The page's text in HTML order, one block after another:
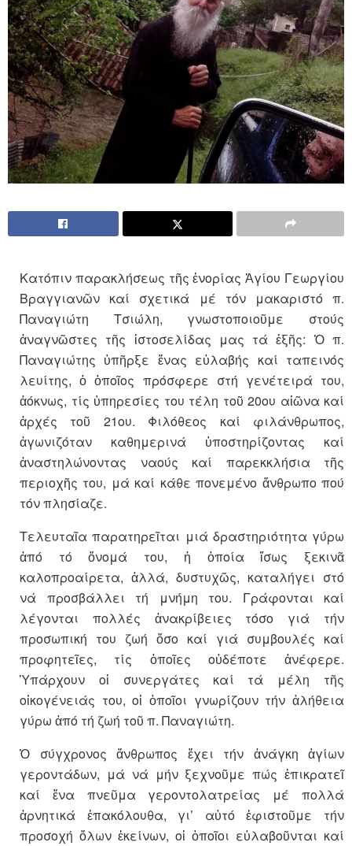
Κατόπιν παρακλήσεως τῆς ἐνορίας Ἁγίου Γεωργίου
Βραγγιανῶν καί σχετικά μέ τόν μακαριστό π.
Παναγιώτη Τσιώλη, γνωστοποιοῦμε στούς
ἀναγνῶστες τῆς ἱστοσελίδας μας τά ἐξῆς: Ὁ π.
Παναγιώτης ὑπῆρξε ἕνας εὐλαβής καί ταπεινός
λευίτης, ὁ ὁποῖος πρόσφερε στή γενέτειρά του,
ἀόκνως, τίς ὑπηρεσίες του τέλη τοῦ 20ου αἰῶνα καί
ἀρχές τοῦ 21ου. Φιλόθεος καί φιλάνθρωπος,
ἀγωνιζόταν καθημερινά ὑποστηρίζοντας καί
ἀναστηλώνοντας ναούς καί παρεκκλήσια τῆς
περιοχῆς του, μά καί κάθε πονεμένο ἄνθρωπο πού
τόν πλησίαζε.
Τελευταῖα παρατηρεῖται μιά δραστηριότητα γύρω
ἀπό τό ὄνομά του, ἡ ὁποία ἴσως ξεκινᾶ
καλοπροαίρετα, ἀλλά, δυστυχῶς, καταλήγει στό
νά προσβάλλει τή μνήμη του. Γράφονται καί
λέγονται πολλές ἀνακρίβειες τόσο γιά τήν
προσωπική του ζωή ὅσο καί γιά συμβουλές καί
προφητεῖες, τίς ὁποῖες οὐδέποτε ἀνέφερε.
Ὑπάρχουν οἱ συνεργάτες καί τά μέλη τῆς
οἰκογένειάς του, οἱ ὁποῖοι γνωρίζουν τήν ἀλήθεια
γύρω ἀπό τή ζωή τοῦ π. Παναγιώτη.
Ὁ σύγχρονος ἄνθρωπος ἔχει τήν ἀνάγκη ἁγίων
γεροντάδων, μά νά μήν ξεχνοῦμε πώς ἐπικρατεῖ
καί ἕνα πνεῦμα γεροντολατρείας μέ πολλά
ἀρνητικά ἐπακόλουθα, γι’ αὐτό ἐφιστοῦμε τήν
προσοχή ὅλων ἐκείνων, οἱ ὁποῖοι εὐλαβοῦνται καί